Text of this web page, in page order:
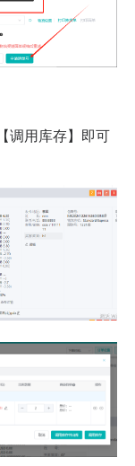
调用库存】即可